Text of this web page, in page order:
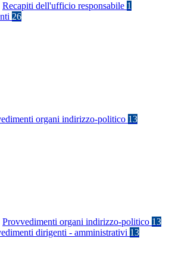
Recapiti dell'ufficio responsabile 1
26
organi indirizzo-politico 13
Provvedimenti organi indirizzo-politico 13
dirigenti - amministrativi 13